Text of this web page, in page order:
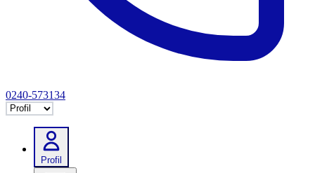
0240-573134
Selectează tab
Profil